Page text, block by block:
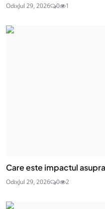
OdixJul 29, 2026 0 1
Care este impactul
OdixJul 29, 2026 0 2